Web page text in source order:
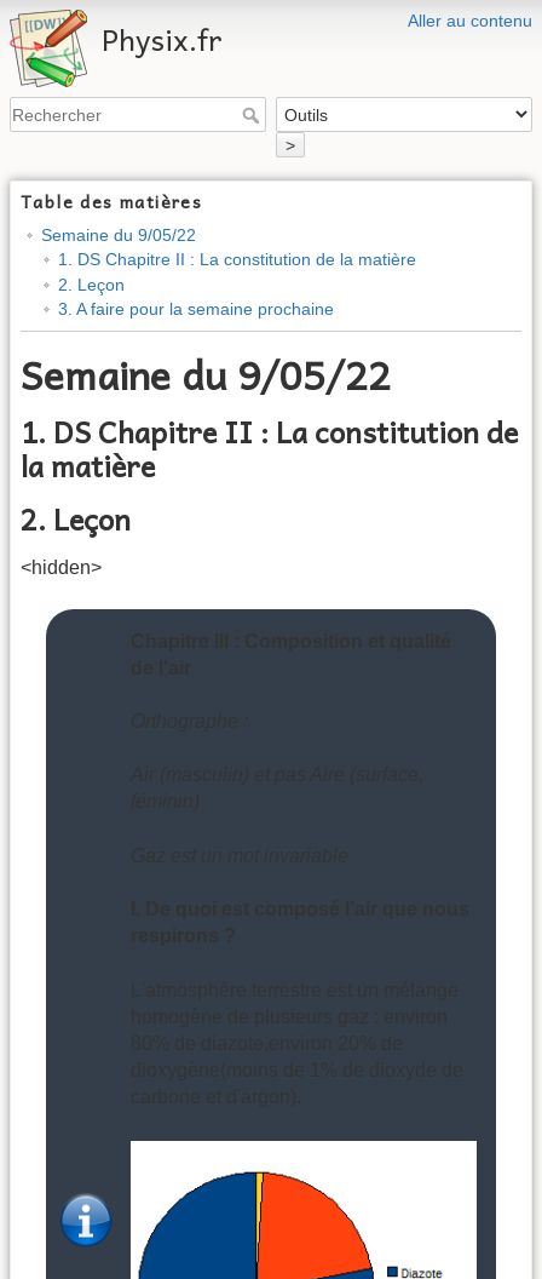
Aller au contenu
Physix.fr
>
Table des matières
Semaine du 9/05/22
1. DS Chapitre II : La constitution de la matière
2. Leçon
3. A faire pour la semaine prochaine
Semaine du 9/05/22
1. DS Chapitre II : La constitution de
la matière
2. Leçon
<hidden>
Chapitre III : Composition et qualité
de l'air
Orthographe :
Air (masculin) et pas Aire (surface,
féminin)
Gaz est un mot invariable
I. De quoi est composé l’air que nous
respirons ?
L'atmosphère terrestre est un mélange
homogène de plusieurs gaz : environ
80% de diazote,environ 20% de
dioxygène(moins de 1% de dioxyde de
carbone et d'argon).